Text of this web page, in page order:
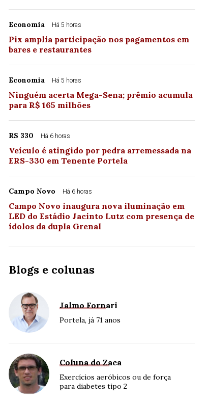
Economia Há 5 horas
Pix amplia participação nos pagamentos em
bares e restaurantes
Economia Há 5 horas
Ninguém acerta Mega-Sena; prêmio acumula
para R$ 165 milhões
RS 330 Há 6 horas
Veículo é atingido por pedra arremessada na
ERS-330 em Tenente Portela
Campo Novo Há 6 horas
Campo Novo inaugura nova iluminação em
LED do Estádio Jacinto Lutz com presença de
ídolos da dupla Grenal
Blogs e colunas
Jalmo Fornari
Portela, já 71 anos
Coluna do Zaca
Exercícios aeróbicos ou de força
para diabetes tipo 2